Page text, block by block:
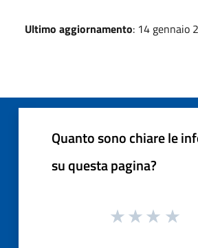
Ultimo aggiornamento: 14 gennaio
Quanto sono chiare le
su questa pagina?